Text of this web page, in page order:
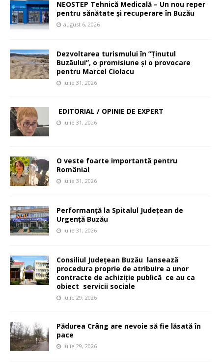
NEOSTEP Tehnică Medicală – Un nou reper
pentru sănătate și recuperare în Buzău
august 6, 2026
Dezvoltarea turismului în ”Ținutul
Buzăului”, o promisiune și o provocare
pentru Marcel Ciolacu
iulie 31, 2026
EDITORIAL / OPINIE DE EXPERT
iulie 31, 2026
O veste foarte importantă pentru
România!
iulie 31, 2026
Performanță la Spitalul Județean de
Urgență Buzău
iulie 31, 2026
Consiliul Județean Buzău lansează
procedura proprie de atribuire a unor
contracte de achiziție publică ce au ca
obiect servicii sociale
iulie 29, 2026
Pădurea Crâng are nevoie să fie lăsată în
pace
iulie 29, 2026